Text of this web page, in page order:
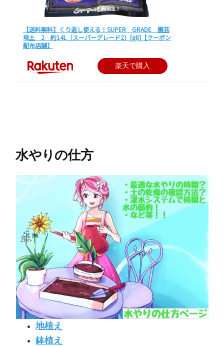
【送料無料】くり返し使える！SUPER GRADE 園芸
培土 2 約14L（スーパーグレード2）[g8]【クーポン
配布店舗】
楽天で購入
水やりの仕方
地植え
鉢植え